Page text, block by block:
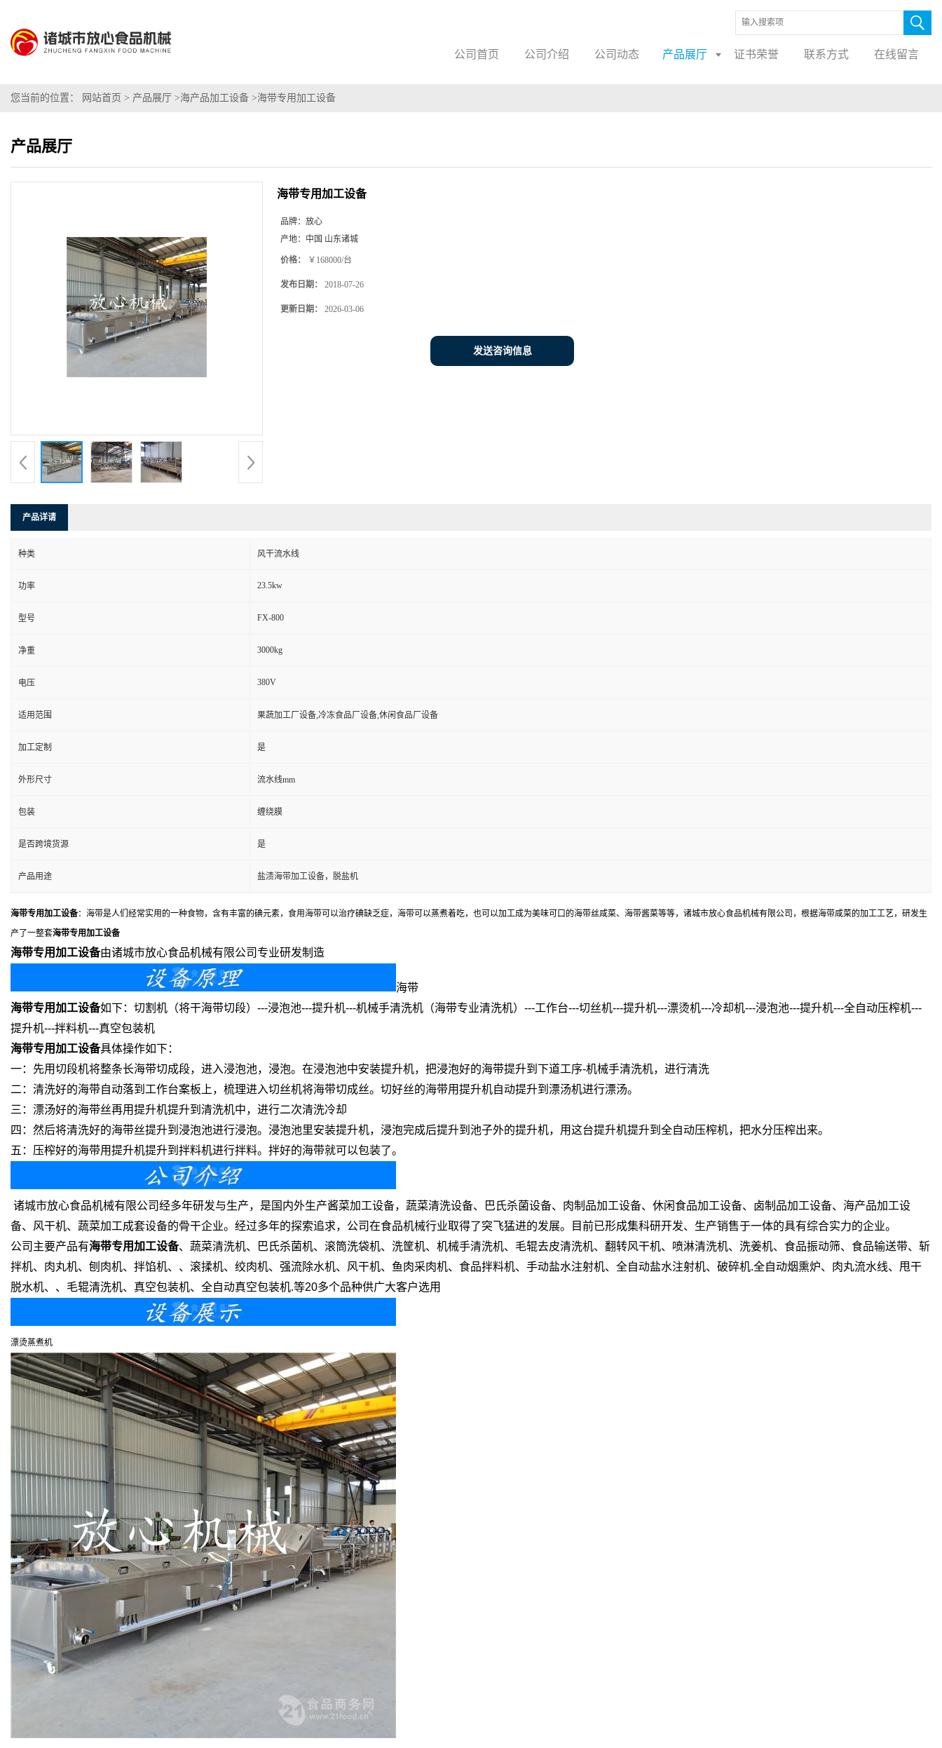
公司首页 公司介绍 公司动态 产品展厅 证书荣誉 联系方式 在线留言
您当前的位置： 网站首页 > 产品展厅 >海产品加工设备 >海带专用加工设备
产品展厅
海带专用加工设备
品牌： 放心
产地： 中国 山东诸城
价格： ￥168000/台
发布日期： 2018-07-26
更新日期： 2026-03-06
发送咨询信息
产品详请
种类 风干流水线
功率 23.5kw
型号 FX-800
净重 3000kg
电压 380V
适用范围 果蔬加工厂设备,冷冻食品厂设备,休闲食品厂设备
加工定制 是
外形尺寸 流水线mm
包装 缠绕膜
是否跨境货源 是
产品用途 盐渍海带加工设备，脱盐机
海带专用加工设备：海带是人们经常实用的一种食物，含有丰富的碘元素，食用海带可以治疗碘缺乏症，海带可以蒸煮着吃，也可以加工成为美味可口的海带丝咸菜、海带酱菜等等，诸城市放心食品机械有限公司，根据海带咸菜的加工工艺，研发生
产了一整套海带专用加工设备
海带专用加工设备由诸城市放心食品机械有限公司专业研发制造
海带
海带专用加工设备如下：切割机（将干海带切段）---浸泡池---提升机---机械手清洗机（海带专业清洗机）---工作台---切丝机---提升机---漂烫机---冷却机---浸泡池---提升机---全自动压榨机---
提升机---拌料机---真空包装机
海带专用加工设备具体操作如下：
一：先用切段机将整条长海带切成段，进入浸泡池，浸泡。在浸泡池中安装提升机，把浸泡好的海带提升到下道工序-机械手清洗机，进行清洗
二：清洗好的海带自动落到工作台案板上，梳理进入切丝机将海带切成丝。切好丝的海带用提升机自动提升到漂汤机进行漂汤。
三：漂汤好的海带丝再用提升机提升到清洗机中，进行二次清洗冷却
四：然后将清洗好的海带丝提升到浸泡池进行浸泡。浸泡池里安装提升机，浸泡完成后提升到池子外的提升机，用这台提升机提升到全自动压榨机，把水分压榨出来。
五：压榨好的海带用提升机提升到拌料机进行拌料。拌好的海带就可以包装了。
诸城市放心食品机械有限公司经多年研发与生产，是国内外生产酱菜加工设备，蔬菜清洗设备、巴氏杀菌设备、肉制品加工设备、休闲食品加工设备、卤制品加工设备、海产品加工设
备、风干机、蔬菜加工成套设备的骨干企业。经过多年的探索追求，公司在食品机械行业取得了突飞猛进的发展。目前已形成集科研开发、生产销售于一体的具有综合实力的企业。
公司主要产品有海带专用加工设备、蔬菜清洗机、巴氏杀菌机、滚筒洗袋机、洗筐机、机械手清洗机、毛辊去皮清洗机、翻转风干机、喷淋清洗机、洗姜机、食品振动筛、食品输送带、斩
拌机、肉丸机、刨肉机、拌馅机、、滚揉机、绞肉机、强流除水机、风干机、鱼肉采肉机、食品拌料机、手动盐水注射机、全自动盐水注射机、破碎机.全自动烟熏炉、肉丸流水线、甩干
脱水机、、毛辊清洗机、真空包装机、全自动真空包装机.等20多个品种供广大客户选用
漂烫蒸煮机